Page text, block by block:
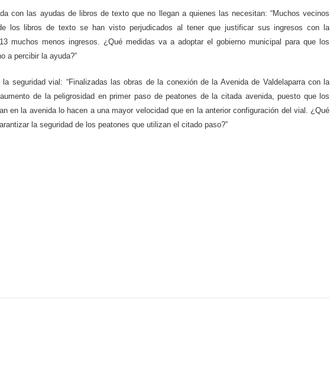
con las ayudas de libros de texto que no llegan a quienes las necesitan: “Muchos vecinos
los libros de texto se han visto perjudicados al tener que justificar sus ingresos con la
muchos menos ingresos. ¿Qué medidas va a adoptar el gobierno municipal para que los
a percibir la ayuda?”
seguridad vial: “Finalizadas las obras de la conexión de la Avenida de Valdelaparra con la
de la peligrosidad en primer paso de peatones de la citada avenida, puesto que los
en la avenida lo hacen a una mayor velocidad que en la anterior configuración del vial. ¿Qué
la seguridad de los peatones que utilizan el citado paso?”